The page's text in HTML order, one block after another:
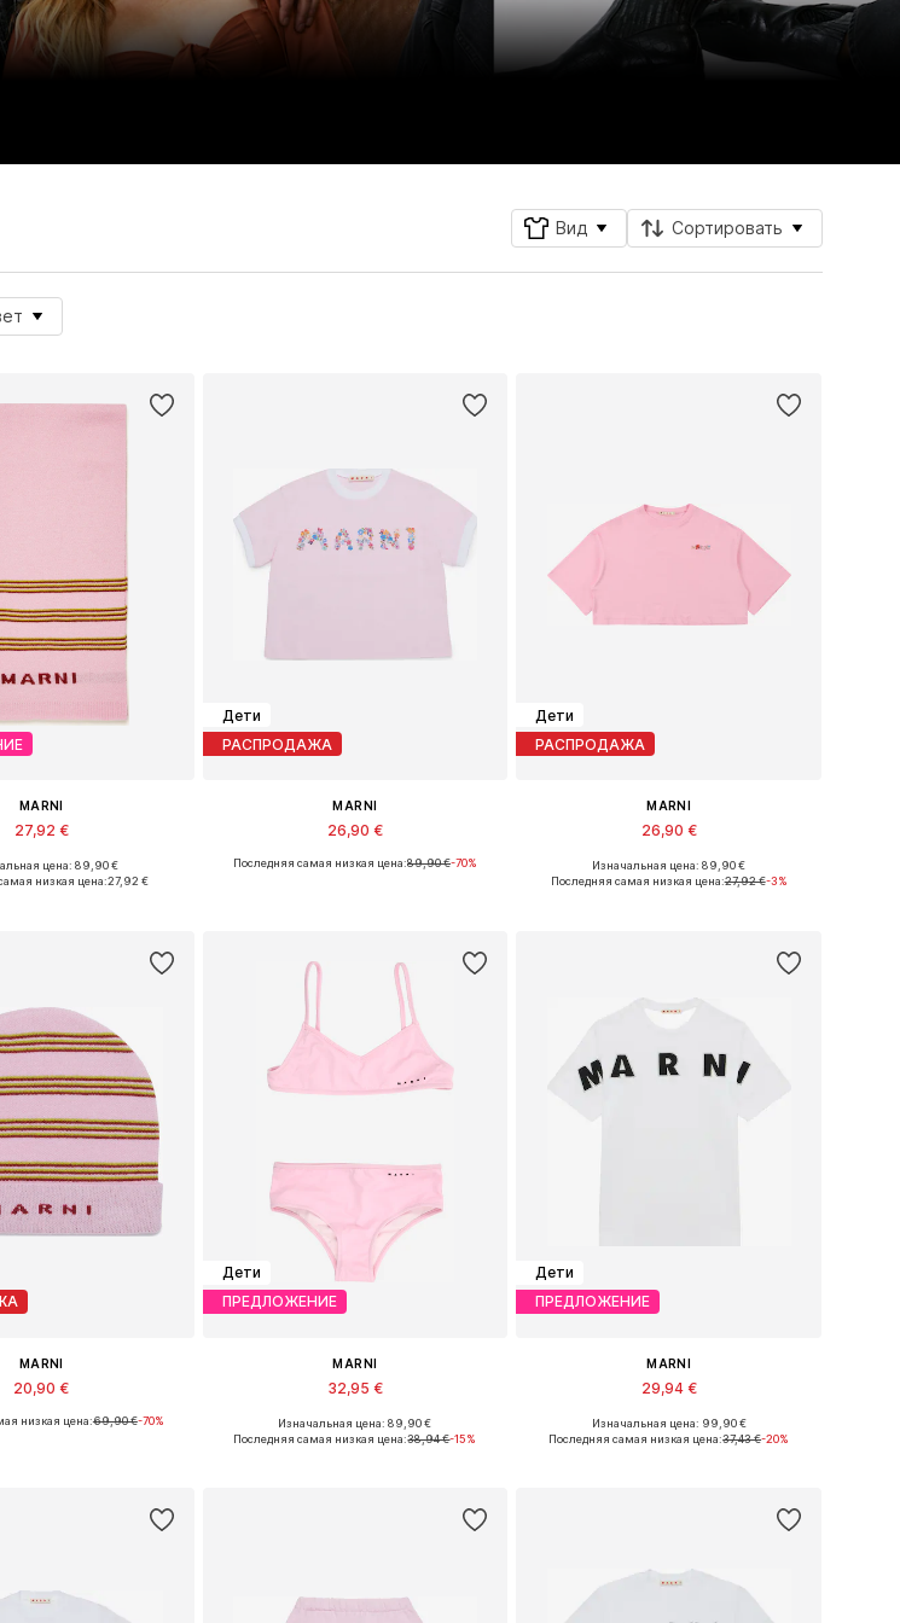
Вид Сортировать
MARNI
27,92 €
размеры: I
цена: 89,90 €
низкая цена:27,92 €
Дети
РАСПРОДАЖА
MARNI
26,90 €
Доступные размеры: 140, 164
Последняя самая низкая цена:89,90 €-70%
Дети
РАСПРОДАЖА
MARNI
26,90 €
Доступные размеры: 140, 152, 164
Изначальная цена: 89,90 €
Последняя самая низкая цена:27,92 €-3%
MARNI
20,90 €
размеры: 52, 54
низкая цена:69,90 €-70%
Дети
ПРЕДЛОЖЕНИЕ
MARNI
32,95 €
Доступные размеры: 164
Изначальная цена: 89,90 €
Последняя самая низкая цена:38,94 €-15%
Дети
ПРЕДЛОЖЕНИЕ
MARNI
29,94 €
Доступные размеры: 140
Изначальная цена: 99,90 €
Последняя самая низкая цена:37,43 €-20%